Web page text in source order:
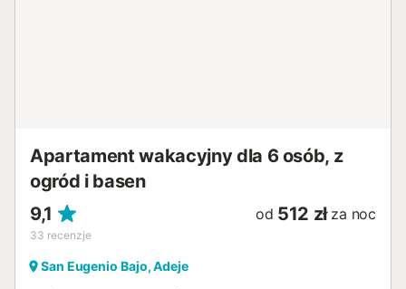
Apartament wakacyjny dla 6 osób, z
ogród i basen
9,1
33 recenzje
od 512 zł za noc
San Eugenio Bajo, Adeje